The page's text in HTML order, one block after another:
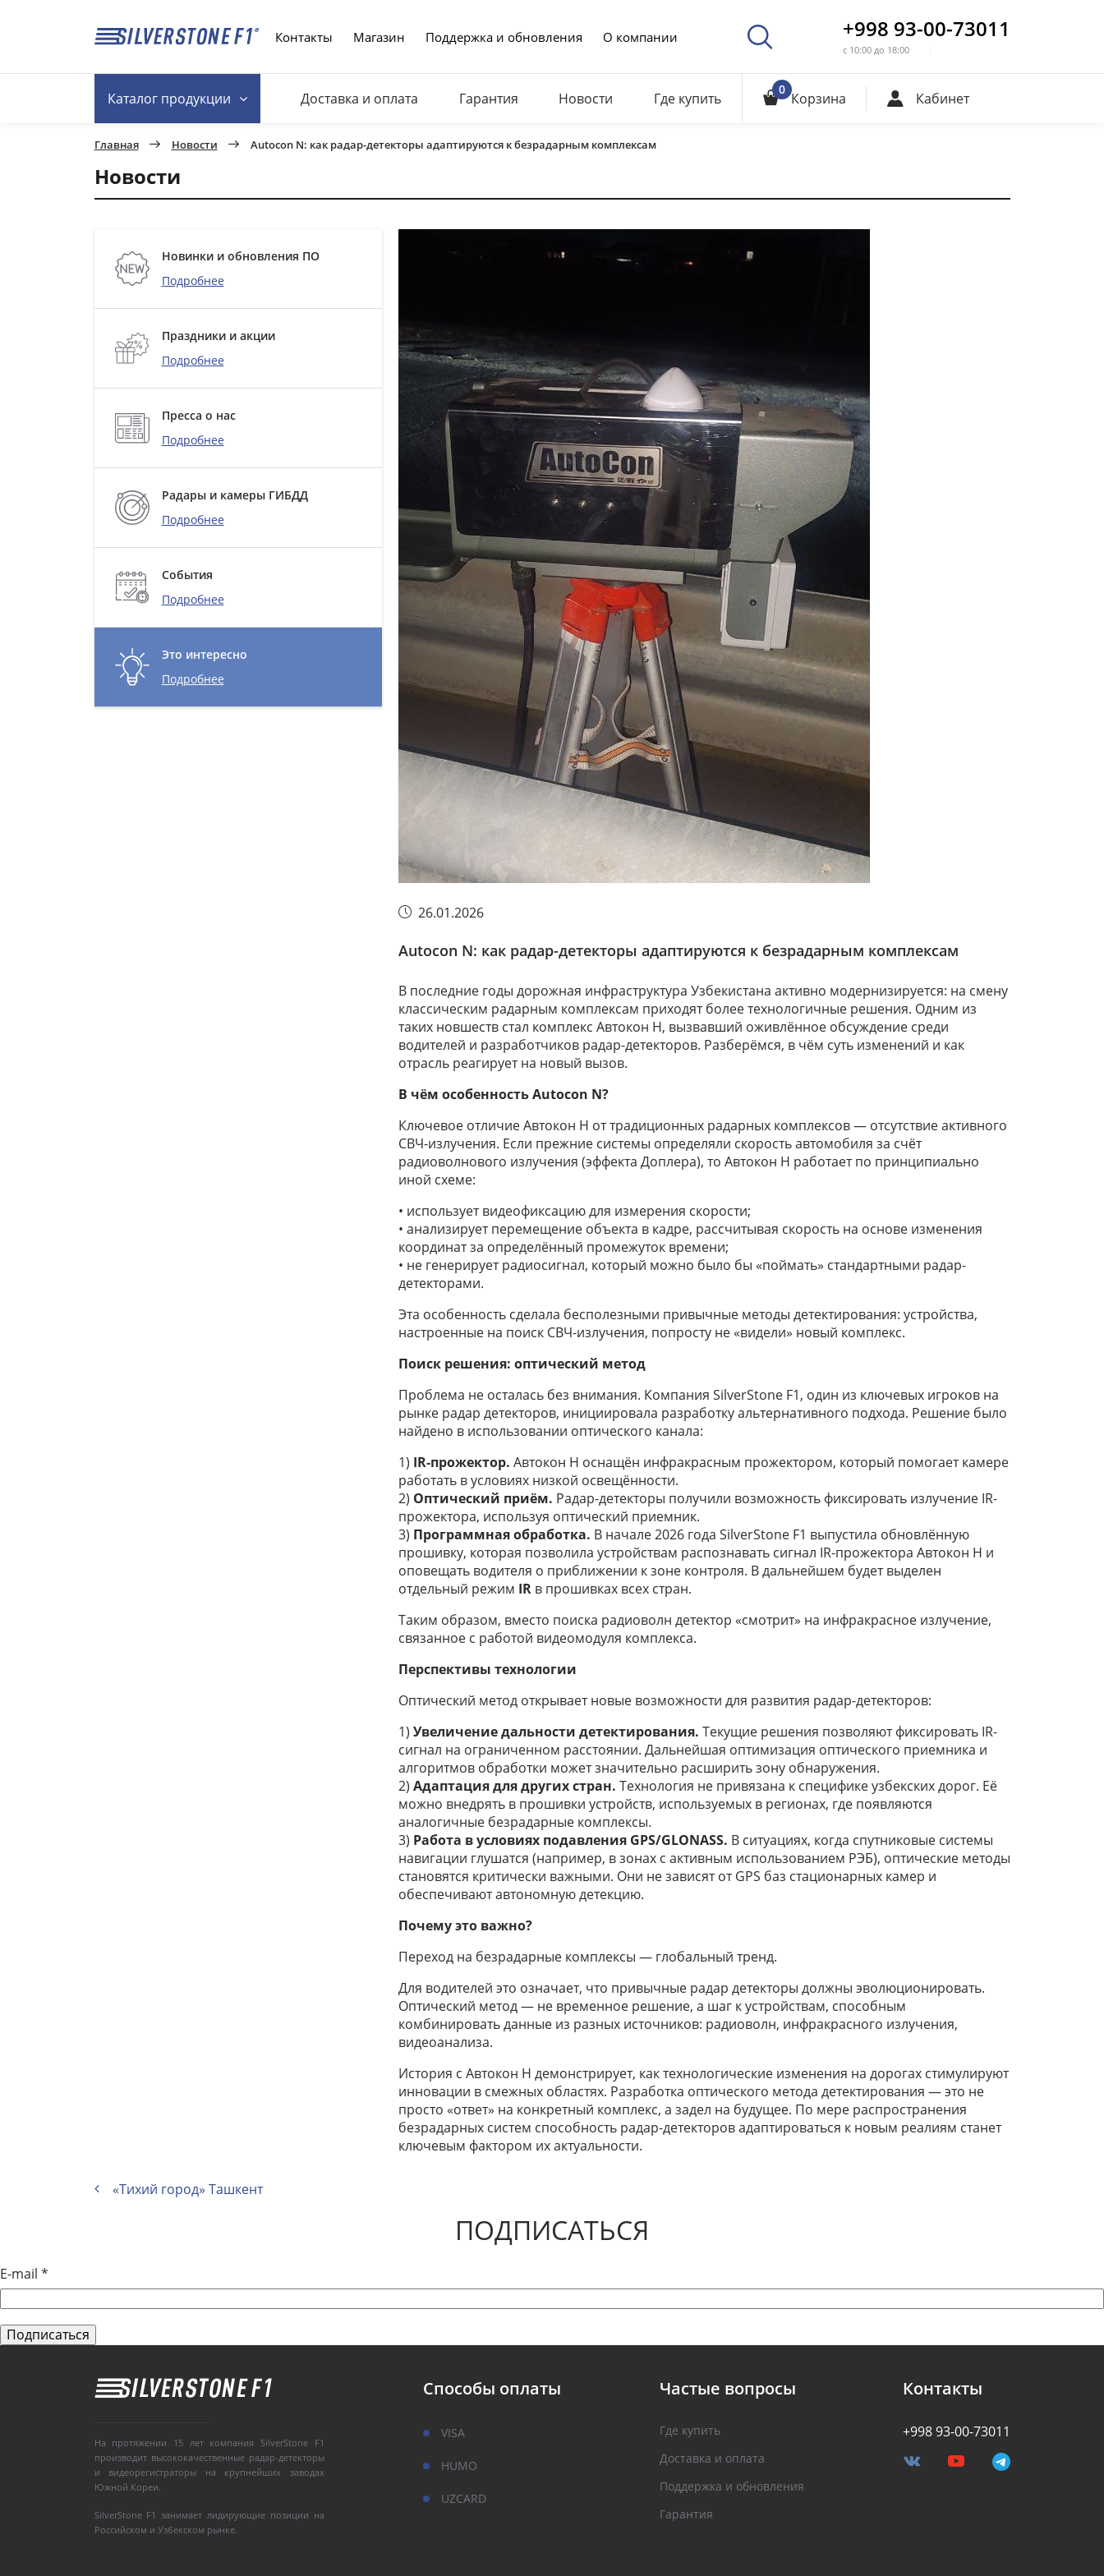
Контакты Магазин Поддержка и обновления О компании +998 93-00-73011
с 10:00 до 18:00
Каталогпродукции Доставка и оплата Гарантия Новости Где купить 0 Корзина Кабинет
Главная Новости Autocon N: как радар-детекторы адаптируются к безрадарным комплексам
Новости
Новинки и обновления ПО
Подробнее
Праздники и акции
Подробнее
Пресса о нас
Подробнее
Радары и камеры ГИБДД
Подробнее
События
Подробнее
Это интересно
Подробнее
26.01.2026
Autocon N: как радар-детекторы адаптируются к безрадарным комплексам
В последние годы дорожная инфраструктура Узбекистана активно модернизируется: на смену
классическим радарным комплексам приходят более технологичные решения. Одним из
таких новшеств стал комплекс Автокон Н, вызвавший оживлённое обсуждение среди
водителей и разработчиков радар-детекторов. Разберёмся, в чём суть изменений и как
отрасль реагирует на новый вызов.
В чём особенность Autocon N?
Ключевое отличие Автокон Н от традиционных радарных комплексов — отсутствие активного
СВЧ-излучения. Если прежние системы определяли скорость автомобиля за счёт
радиоволнового излучения (эффекта Доплера), то Автокон Н работает по принципиально
иной схеме:
• использует видеофиксацию для измерения скорости;
• анализирует перемещение объекта в кадре, рассчитывая скорость на основе изменения
координат за определённый промежуток времени;
• не генерирует радиосигнал, который можно было бы «поймать» стандартными радар-
детекторами.
Эта особенность сделала бесполезными привычные методы детектирования: устройства,
настроенные на поиск СВЧ-излучения, попросту не «видели» новый комплекс.
Поиск решения: оптический метод
Проблема не осталась без внимания. Компания SilverStone F1, один из ключевых игроков на
рынке радар детекторов, инициировала разработку альтернативного подхода. Решение было
найдено в использовании оптического канала:
1) IR-прожектор. Автокон Н оснащён инфракрасным прожектором, который помогает камере
работать в условиях низкой освещённости.
2) Оптический приём. Радар-детекторы получили возможность фиксировать излучение IR-
прожектора, используя оптический приемник.
3) Программная обработка. В начале 2026 года SilverStone F1 выпустила обновлённую
прошивку, которая позволила устройствам распознавать сигнал IR-прожектора Автокон Н и
оповещать водителя о приближении к зоне контроля. В дальнейшем будет выделен
отдельный режим IRв прошивках всех стран.
Таким образом, вместо поиска радиоволн детектор «смотрит» на инфракрасное излучение,
связанное с работой видеомодуля комплекса.
Перспективы технологии
Оптический метод открывает новые возможности для развития радар-детекторов:
1) Увеличение дальности детектирования. Текущие решения позволяют фиксировать IR-
сигнал на ограниченном расстоянии. Дальнейшая оптимизация оптического приемника и
алгоритмов обработки может значительно расширить зону обнаружения.
2) Адаптация для других стран. Технология не привязана к специфике узбекских дорог. Её
можно внедрять в прошивки устройств, используемых в регионах, где появляются
аналогичные безрадарные комплексы.
3) Работа в условиях подавления GPS/GLONASS. В ситуациях, когда спутниковые системы
навигации глушатся (например, в зонах с активным использованием РЭБ), оптические методы
становятся критически важными. Они не зависят от GPS баз стационарных камер и
обеспечивают автономную детекцию.
Почему это важно?
Переход на безрадарные комплексы — глобальный тренд.
Для водителей это означает, что привычные радар детекторы должны эволюционировать.
Оптический метод — не временное решение, а шаг к устройствам, способным
комбинировать данные из разных источников: радиоволн, инфракрасного излучения,
видеоанализа.
История с Автокон Н демонстрирует, как технологические изменения на дорогах стимулируют
инновации в смежных областях. Разработка оптического метода детектирования — это не
просто «ответ» на конкретный комплекс, а задел на будущее. По мере распространения
безрадарных систем способность радар-детекторов адаптироваться к новым реалиям станет
ключевым фактором их актуальности.
«Тихий город» Ташкент
ПОДПИСАТЬСЯ
E-mail *
На протяжении 15 лет компания SilverStone F1
производит высококачественные радар-детекторы
и видеорегистраторы на крупнейших заводах
Южной Кореи.
SilverStone F1 занимает лидирующие позиции на
Российском и Узбекском рынке.
Способы оплаты
VISA
HUMO
UZCARD
Частые вопросы
Где купить
Доставка и оплата
Поддержка и обновления
Гарантия
Контакты
+998 93-00-73011